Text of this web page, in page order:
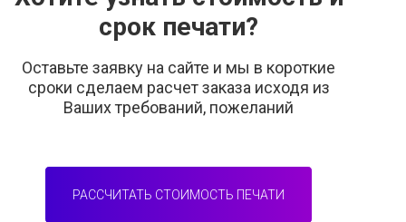
срок печати?
Оставьте заявку на сайте и мы в короткие
сроки сделаем расчет заказа исходя из
Ваших требований, пожеланий
РАССЧИТАТЬ СТОИМОСТЬ ПЕЧАТИ